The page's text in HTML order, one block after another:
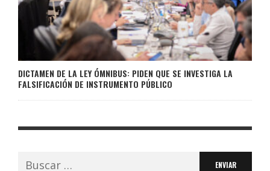
DICTAMEN DE LA LEY ÓMNIBUS: PIDEN QUE SE INVESTIGA LA
FALSIFICACIÓN DE INSTRUMENTO PÚBLICO
Buscar: